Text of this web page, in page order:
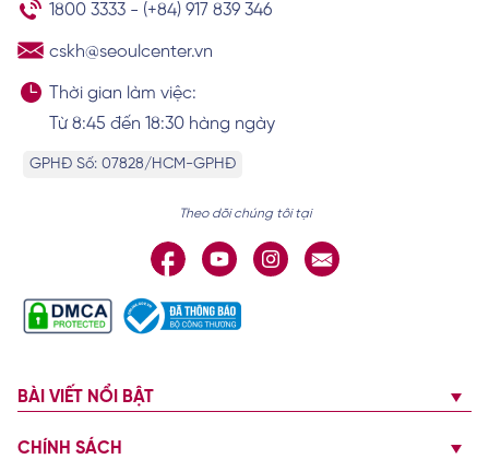
1800 3333 - (+84) 917 839 346
cskh@seoulcenter.vn
Thời gian làm việc:
Từ 8:45 đến 18:30 hàng ngày
GPHĐ Số: 07828/HCM-GPHĐ
Theo dõi chúng tôi tại
BÀI VIẾT NỔI BẬT
CHÍNH SÁCH